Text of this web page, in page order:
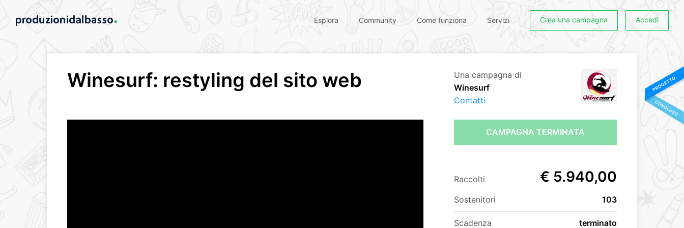
Esplora Community Come funziona Servizi Crea una campagna Accedi
Winesurf: restyling del sito web
Una campagna di
Winesurf
Contatti
CAMPAGNA TERMINATA
Raccolti € 5.940,00
Sostenitori 103
Scadenza terminato